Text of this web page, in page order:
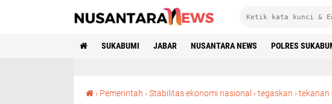
SUKABUMI JABAR NUSANTARA NEWS POLRES
› Pemerintah ›Stabilitas ekonomi nasional ›tegaskan ›tekanan